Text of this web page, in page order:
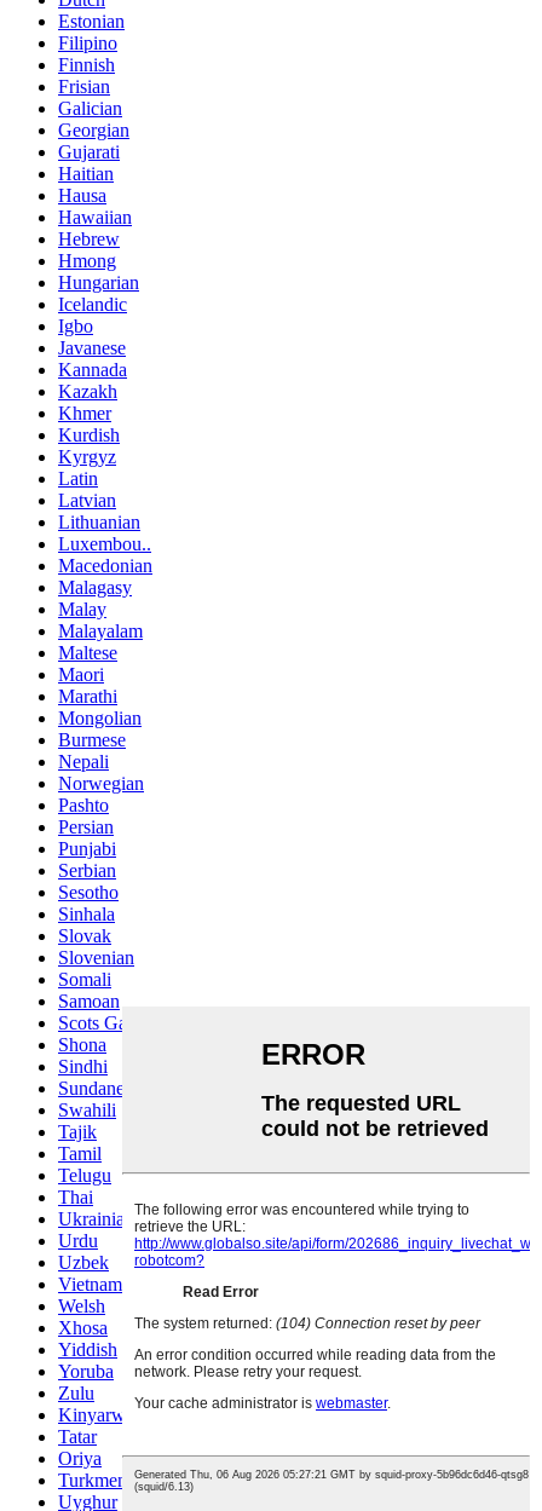
Estonian
Filipino
Finnish
Frisian
Galician
Georgian
Gujarati
Haitian
Hausa
Hawaiian
Hebrew
Hmong
Hungarian
Icelandic
Igbo
Javanese
Kannada
Kazakh
Khmer
Kurdish
Kyrgyz
Latin
Latvian
Lithuanian
Luxembou..
Macedonian
Malagasy
Malay
Malayalam
Maltese
Maori
Marathi
Mongolian
Burmese
Nepali
Norwegian
Pashto
Persian
Punjabi
Serbian
Sesotho
Sinhala
Slovak
Slovenian
Somali
Samoan
Scots Gaelic
Shona
Sindhi
Sundanese
Swahili
Tajik
Tamil
Telugu
Thai
Ukrainian
Urdu
Uzbek
Vietnamese
Welsh
Xhosa
Yiddish
Yoruba
Zulu
Kinyarwanda
Tatar
Oriya
Turkmen
Uyghur